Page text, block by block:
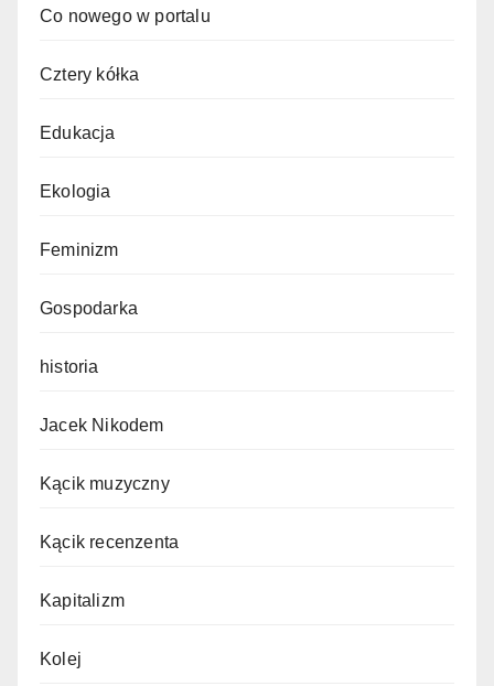
Co nowego w portalu
Cztery kółka
Edukacja
Ekologia
Feminizm
Gospodarka
historia
Jacek Nikodem
Kącik muzyczny
Kącik recenzenta
Kapitalizm
Kolej